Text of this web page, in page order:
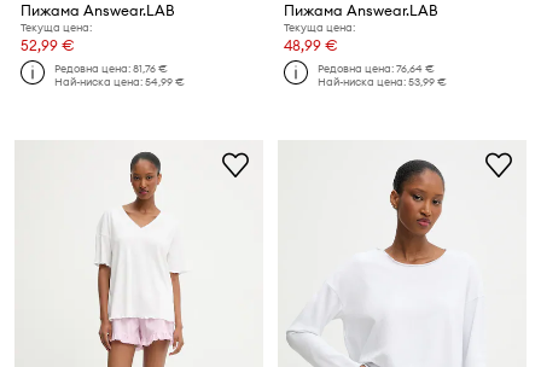
Пижама Answear.LAB
Текуща цена:
52,99 €
Редовна цена:81,76 €
Най-ниска цена:54,99 €
Пижама Answear.LAB
Текуща цена:
48,99 €
Редовна цена:76,64 €
Най-ниска цена:53,99 €